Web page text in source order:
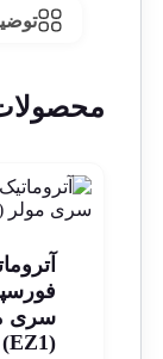
سری
(EZ1) 4161